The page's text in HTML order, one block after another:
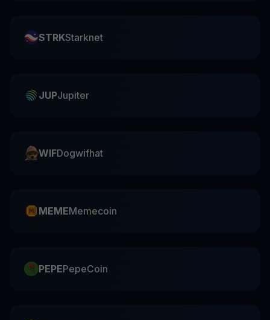
STRKStarknet
JUPJupiter
WIFDogwifhat
MEMEMemecoin
PEPEPepeCoin